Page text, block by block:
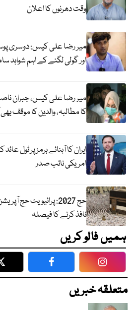
وقت دھرنوں کا اعلان
میر رضا علی کیس: دوسری
اور گولی لگنے کے اہم شواہد
میر رضا علی کیس، جبران
کا مطالبہ، والدین کا موقف بھی
ایران کا آبنائے ہرمز پر ٹول
امریکی نائب صدر
حج 2027: پرائیویٹ حج
نافذ کرنے کا فیصلہ
ہمیں فالو کریں
Twitter Facebook
متعلقہ خبریں